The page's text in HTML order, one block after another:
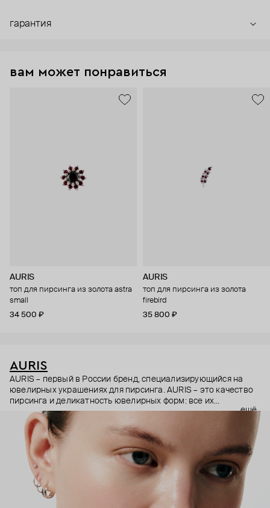
гарантия
вам может понравиться
AURIS
топ для пирсинга из золота astra
small
34 500 ₽
AURIS
топ для пирсинга из золота
firebird
35 800 ₽
AURIS
AURIS – первый в России бренд, специализирующийся на
ювелирных украшениях для пирсинга. AURIS – это качество
пирсинга и деликатность ювелирных форм: все их
украшения ручной работы. В процессе создания участвуют
как профессиональные пирсеры (они отвечают за
безопасность и эргономичность пирсинга), так и ювелирные
стилисты (благодаря им дизайн соответствует трендам, а
украшения легко сочетаются между собой).
Украшения AURIS – для тех, кто открыто выражает себя, но
делает это интеллигентно и по-взрослому.
ещё